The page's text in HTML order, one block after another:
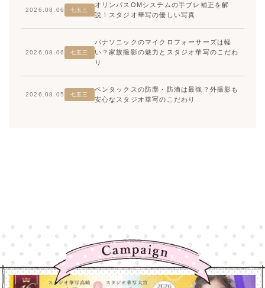
2026.08.06 七五三
オリンパスOMシステムの手ブレ補正を解
説！スタジオ華写の優しい写真
2026.08.06 七五三
パナソニックのマイクロフォーサーズは軽
い？家族撮影の魅力とスタジオ華写のこだわ
り
2026.08.05 七五三
ペンタックスの防塵・防滴は最強？外撮影も
安心なスタジオ華写のこだわり
高崎店
大宮店
高崎店
大宮店